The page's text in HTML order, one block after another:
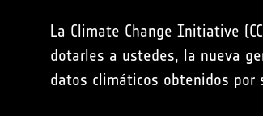
La Climate Change Initiative
dotarles a ustedes, la nueva
datos climáticos obtenidos por